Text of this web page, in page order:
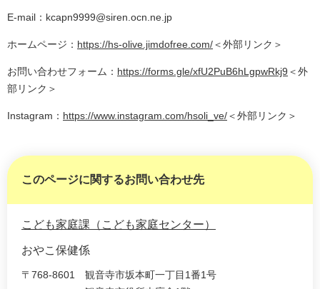
E-mail：kcapn9999@siren.ocn.ne.jp
ホームページ： https://hs-olive.jimdofree.com/＜外部リンク＞
お問い合わせフォーム： https://forms.gle/xfU2PuB6hLgpwRkj9 ＜外
部リンク＞
Instagram： https://www.instagram.com/hsoli_ve/＜外部リンク＞
このページに関するお問い合わせ先
こども家庭課（こども家庭センター）
おやこ保健係
〒768-8601
観音寺市坂本町一丁目1番1号